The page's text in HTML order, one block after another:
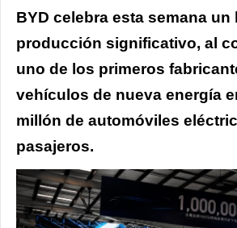
BYD celebra esta semana un
producción significativo, al
uno de los primeros
vehículos de nueva energía
millón de automóviles
pasajeros.